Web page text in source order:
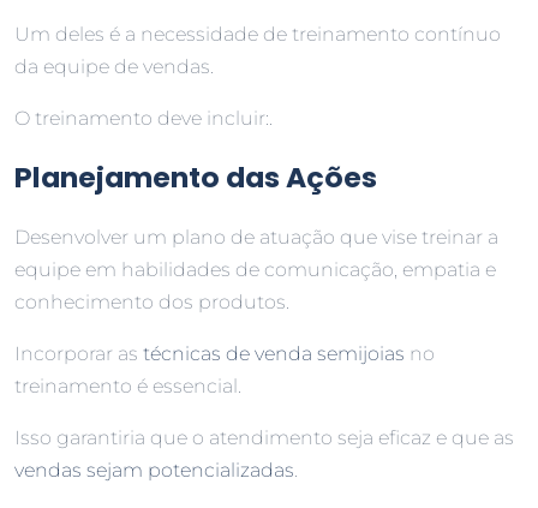
Um deles é a necessidade de treinamento contínuo
da equipe de vendas.
O treinamento deve incluir:.
Planejamento das Ações
Desenvolver um plano de atuação que vise treinar a
equipe em habilidades de comunicação, empatia e
conhecimento dos produtos.
Incorporar as técnicas de venda semijoias no
treinamento é essencial.
Isso garantiria que o atendimento seja eficaz e que as
vendas sejam potencializadas.